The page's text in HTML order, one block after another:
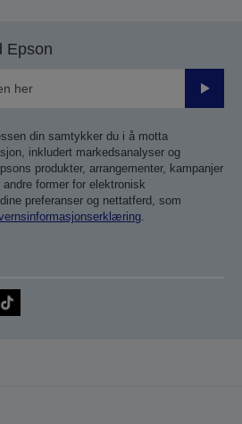
Epson
Send
din samtykker du i å motta
inkludert markedsanalyser og
produkter, arrangementer, kampanjer
former for elektronisk
preferanser og nettatferd, som
.